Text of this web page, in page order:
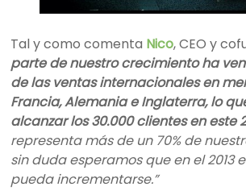
Tal y como comenta Nico, CEO y
parte de nuestro crecimiento ha
de las ventas internacionales en
Francia, Alemania e Inglaterra, lo
alcanzar los 30.000 clientes en este
representa más de un 70% de
sin duda esperamos que en el 2013
pueda incrementarse.”